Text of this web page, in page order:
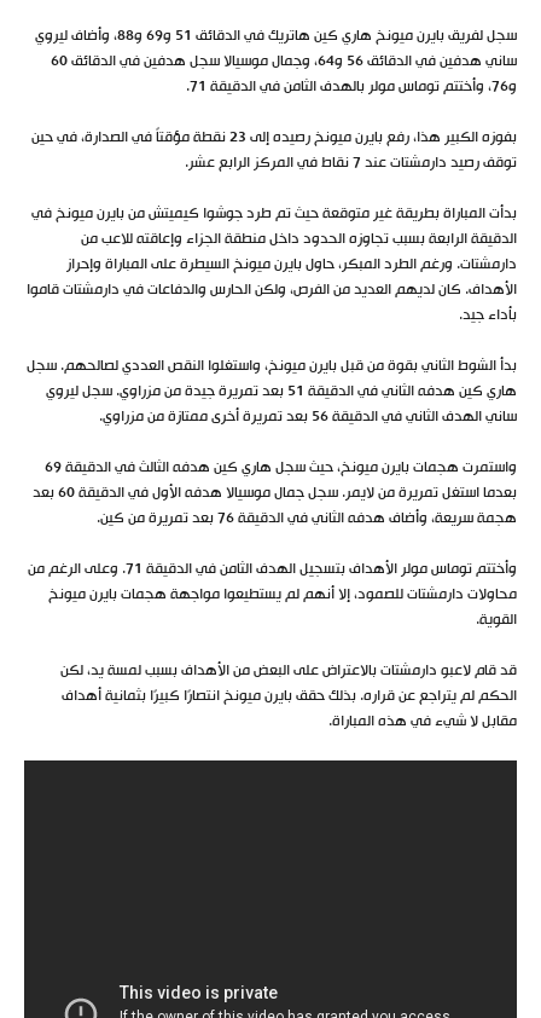
سجل لفريق بايرن ميونخ هاري كين هاتريك في الدقائق 51 و69 و88، وأضاف ليروي
ساني هدفين في الدقائق 56 و64، وجمال موسيالا سجل هدفين في الدقائق 60
و76، وأختتم توماس مولر بالهدف الثامن في الدقيقة 71.
بفوزه الكبير هذا، رفع بايرن ميونخ رصيده إلى 23 نقطة مؤقتاً في الصدارة، في حين
توقف رصيد دارمشتات عند 7 نقاط في المركز الرابع عشر.
بدأت المباراة بطريقة غير متوقعة حيث تم طرد جوشوا كيميتش من بايرن ميونخ في
الدقيقة الرابعة بسبب تجاوزه الحدود داخل منطقة الجزاء وإعاقته للاعب من
دارمشتات. ورغم الطرد المبكر، حاول بايرن ميونخ السيطرة على المباراة وإحراز
الأهداف. كان لديهم العديد من الفرص، ولكن الحارس والدفاعات في دارمشتات قاموا
بأداء جيد.
بدأ الشوط الثاني بقوة من قبل بايرن ميونخ، واستغلوا النقص العددي لصالحهم. سجل
هاري كين هدفه الثاني في الدقيقة 51 بعد تمريرة جيدة من مزراوي. سجل ليروي
ساني الهدف الثاني في الدقيقة 56 بعد تمريرة أخرى ممتازة من مزراوي.
واستمرت هجمات بايرن ميونخ، حيث سجل هاري كين هدفه الثالث في الدقيقة 69
بعدما استغل تمريرة من لايمر. سجل جمال موسيالا هدفه الأول في الدقيقة 60 بعد
هجمة سريعة، وأضاف هدفه الثاني في الدقيقة 76 بعد تمريرة من كين.
وأختتم توماس مولر الأهداف بتسجيل الهدف الثامن في الدقيقة 71. وعلى الرغم من
محاولات دارمشتات للصمود، إلا أنهم لم يستطيعوا مواجهة هجمات بايرن ميونخ
القوية.
قد قام لاعبو دارمشتات بالاعتراض على البعض من الأهداف بسبب لمسة يد، لكن
الحكم لم يتراجع عن قراره. بذلك حقق بايرن ميونخ انتصارًا كبيرًا بثمانية أهداف
مقابل لا شيء في هذه المباراة.